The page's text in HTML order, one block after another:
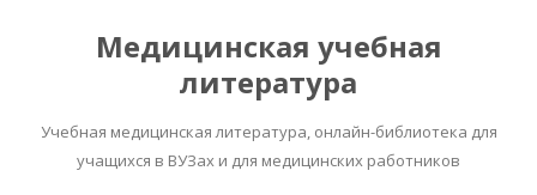
Медицинская учебная
литература
Учебная медицинская литература, онлайн-библиотека для
учащихся в ВУЗах и для медицинских работников